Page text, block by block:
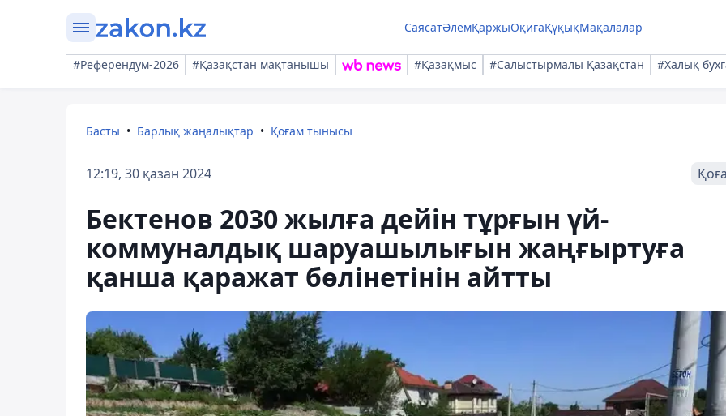
СаясатӘлемҚаржыОқиғаҚұқықМақалалар
#Референдум-2026 #Қазақстан мақтанышы #Қазақмыс #Салыстырмалы Қазақстан #Халық
Басты Барлық жаңалықтар Қоғам тынысы
12:19, 30 қазан 2024
Бектенов 2030 жылға дейін тұрғын үй-
коммуналдық шаруашылығын жаңғыртуға
қанша қаражат бөлінетінін айтты